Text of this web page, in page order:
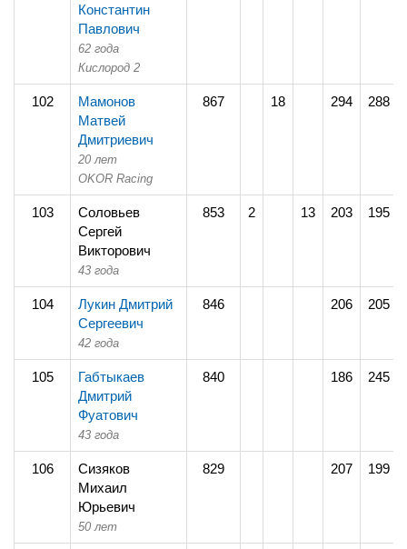
Константин
Павлович
62 года
Кислород 2
102
Мамонов
Матвей
Дмитриевич
20 лет
OKOR Racing
867 18 294 288
103
Соловьев
Сергей
Викторович
43 года
853 2 13 203 195
104
Лукин Дмитрий
Сергеевич
42 года
846 206 205
105
Габтыкаев
Дмитрий
Фуатович
43 года
840 186 245
106
Сизяков
Михаил
Юрьевич
50 лет
829 207 199